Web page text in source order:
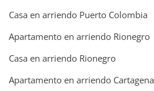
Casa en arriendo Puerto Colombia
Apartamento en arriendo Rionegro
Casa en arriendo Rionegro
Apartamento en arriendo Cartagena